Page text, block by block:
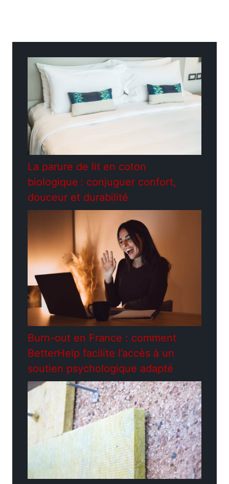
La parure de lit en coton
biologique : conjuguer confort,
douceur et durabilité
Burn-out en France : comment
BetterHelp facilite l’accès à un
soutien psychologique adapté